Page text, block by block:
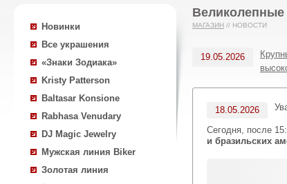
Новинки
Все украшения
«Знаки Зодиака»
Kristy Patterson
Baltasar Konsione
Rabhasa Venudary
DJ Magic Jewelry
Мужская линия Biker
Золотая линия
МАГАЗИН // НОВОСТИ
19.05.2026
18.05.2026
Сегодня, после
и бразильских